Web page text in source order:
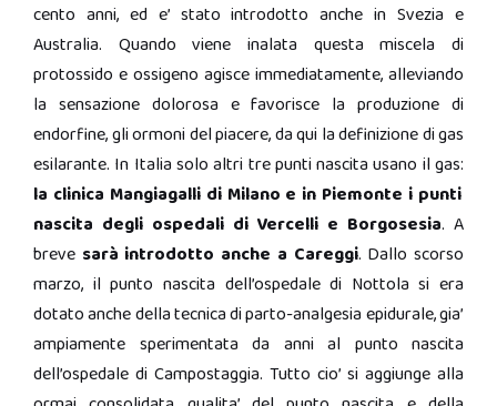
cento anni, ed e’ stato introdotto anche in Svezia e
Australia. Quando viene inalata questa miscela di
protossido e ossigeno agisce immediatamente, alleviando
la sensazione dolorosa e favorisce la produzione di
endorfine, gli ormoni del piacere, da qui la definizione di gas
esilarante. In Italia solo altri tre punti nascita usano il gas:
la clinica Mangiagalli di Milano e in Piemonte i punti
nascita degli ospedali di Vercelli e Borgosesia. A
breve sarà introdotto anche a Careggi. Dallo scorso
marzo, il punto nascita dell’ospedale di Nottola si era
dotato anche della tecnica di parto-analgesia epidurale, gia’
ampiamente sperimentata da anni al punto nascita
dell’ospedale di Campostaggia. Tutto cio’ si aggiunge alla